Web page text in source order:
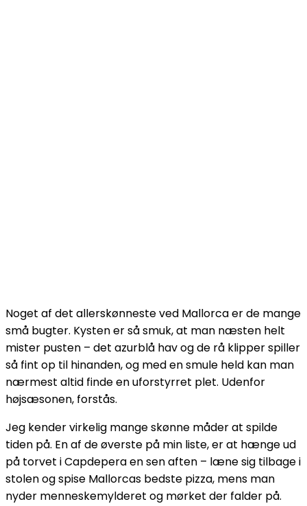
Noget af det allerskønneste ved Mallorca er de mange
små bugter. Kysten er så smuk, at man næsten helt
mister pusten – det azurblå hav og de rå klipper spiller
så fint op til hinanden, og med en smule held kan man
nærmest altid finde en uforstyrret plet. Udenfor
højsæsonen, forstås.
Jeg kender virkelig mange skønne måder at spilde
tiden på. En af de øverste på min liste, er at hænge ud
på torvet i Capdepera en sen aften – læne sig tilbage i
stolen og spise Mallorcas bedste pizza, mens man
nyder menneskemylderet og mørket der falder på.